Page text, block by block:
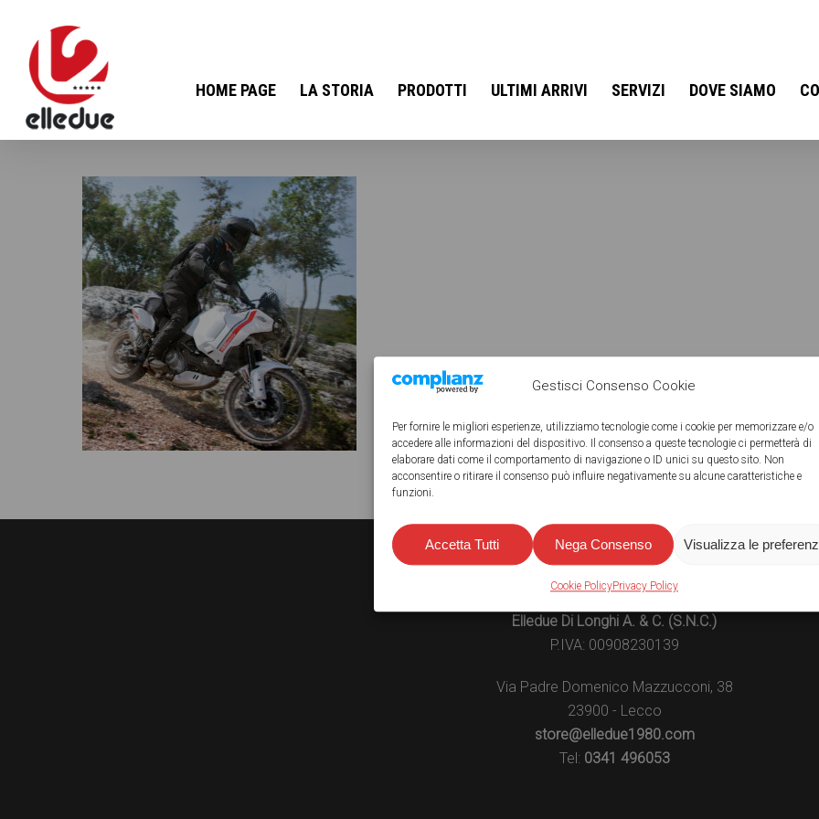
Gestisci Consenso Cookie
Per fornire le migliori esperienze, utilizziamo tecnologie come i cookie per memorizzare e/o
accedere alle informazioni del dispositivo. Il consenso a queste tecnologie ci permetterà di
elaborare dati come il comportamento di navigazione o ID unici su questo sito. Non
acconsentire o ritirare il consenso può influire negativamente su alcune caratteristiche e
funzioni.
Accetta Tutti Nega Consenso Visualizza le
Cookie PolicyPrivacy Policy
HOME PAGE LA STORIA PRODOTTI ULTIMI ARRIVI SERVIZI DOVE SIAMO
ELLEDUE 1980 - ACCESSORI AUTO E MOTO
Elledue Di Longhi A. & C. (S.N.C.)
P.IVA: 00908230139
Via Padre Domenico Mazzucconi, 38
23900 - Lecco
store@elledue1980.com
Tel: 0341 496053